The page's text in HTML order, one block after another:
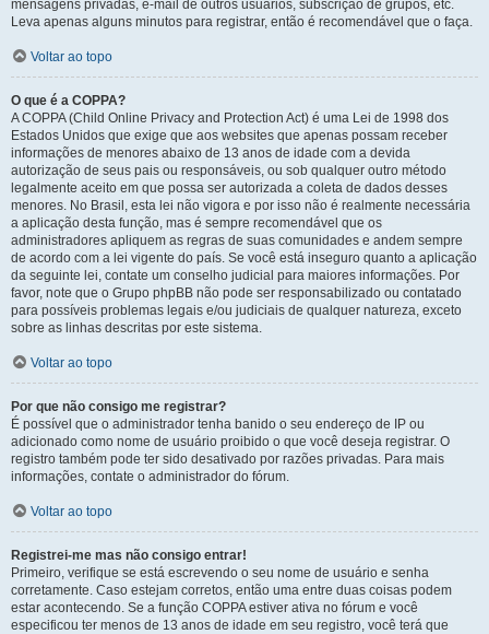
mensagens privadas, e-mail de outros usuários, subscrição de grupos, etc.
Leva apenas alguns minutos para registrar, então é recomendável que o faça.
Voltar ao topo
O que é a COPPA?
A COPPA (Child Online Privacy and Protection Act) é uma Lei de 1998 dos
Estados Unidos que exige que aos websites que apenas possam receber
informações de menores abaixo de 13 anos de idade com a devida
autorização de seus pais ou responsáveis, ou sob qualquer outro método
legalmente aceito em que possa ser autorizada a coleta de dados desses
menores. No Brasil, esta lei não vigora e por isso não é realmente necessária
a aplicação desta função, mas é sempre recomendável que os
administradores apliquem as regras de suas comunidades e andem sempre
de acordo com a lei vigente do país. Se você está inseguro quanto a aplicação
da seguinte lei, contate um conselho judicial para maiores informações. Por
favor, note que o Grupo phpBB não pode ser responsabilizado ou contatado
para possíveis problemas legais e/ou judiciais de qualquer natureza, exceto
sobre as linhas descritas por este sistema.
Voltar ao topo
Por que não consigo me registrar?
É possível que o administrador tenha banido o seu endereço de IP ou
adicionado como nome de usuário proibido o que você deseja registrar. O
registro também pode ter sido desativado por razões privadas. Para mais
informações, contate o administrador do fórum.
Voltar ao topo
Registrei-me mas não consigo entrar!
Primeiro, verifique se está escrevendo o seu nome de usuário e senha
corretamente. Caso estejam corretos, então uma entre duas coisas podem
estar acontecendo. Se a função COPPA estiver ativa no fórum e você
especificou ter menos de 13 anos de idade em seu registro, você terá que